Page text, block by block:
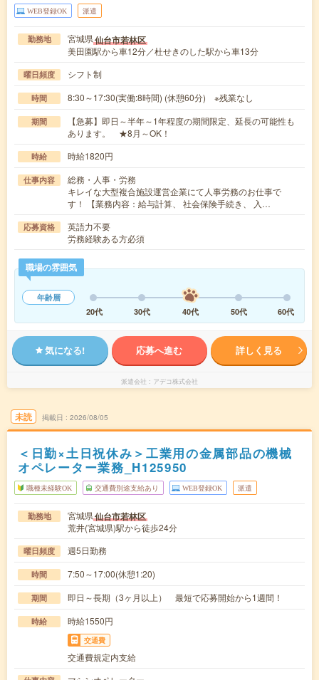
WEB登録OK 派遣
勤務地 宮城県仙台市若林区
美田園駅から車12分／杜せきのした駅から車13分
曜日頻度 シフト制
時間 8:30～17:30(実働:8時間) (休憩60分) ※残業なし
期間
【急募】即日～半年～1年程度の期間限定、延長の可能性も
あります。 ★8月～OK！
時給 時給1820円
仕事内容
総務・人事・労務
キレイな大型複合施設運営企業にて人事労務のお仕事で
す！ 【業務内容：給与計算、 社会保険手続き、 入…
応募資格
英語力不要
労務経験ある方必須
職場の雰囲気
年齢層
20代
30代 40代 50代 60代
気になる! 応募へ進む 詳しく見る
派遣会社 アデコ株式会社
未読 掲載日 2026/08/05
＜日勤×土日祝休み＞工業用の金属部品の機械
オペレーター業務_H125950
職種未経験OK 交通費別途支給あり WEB登録OK 派遣
勤務地 宮城県仙台市若林区
荒井(宮城県)駅から徒歩24分
曜日頻度 週5日勤務
時間 7:50～17:00(休憩1:20)
期間 即日～長期（3ヶ月以上） 最短で応募開始から1週間！
時給 時給1550円
交通費
交通費規定内支給